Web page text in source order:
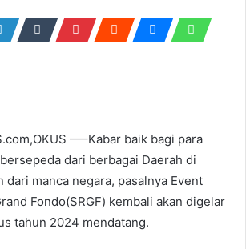
email
—–Kabar baik bagi para
dari berbagai Daerah di
dari manca negara, pasalnya Event
Fondo(SRGF) kembali akan digelar
tahun 2024 mendatang.